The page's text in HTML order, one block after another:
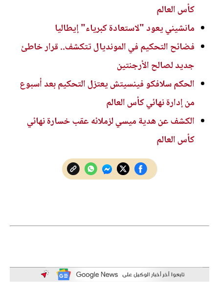
كأس العالم
مانشيني يعود "لاستعادة كبرياء" إيطاليا
فضائح التحكيم في المونديال تتكشف.. قرار خاطئ
جديد لصالح الأرجنتين
الحكم سلافكو فينسيتش يعتزل التحكيم بعد أسبوع
من إدارة نهائي كأس العالم
الكشف عن هدية ميسي لزملائه عقب خسارة نهائي
كأس العالم